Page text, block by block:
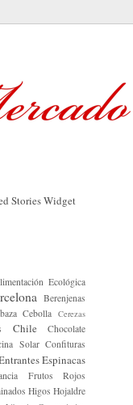
Ecológica
Berenjenas
Cebolla Cerezas
Chile
Chocolate
Solar Confituras
Espinacas
Frutos Rojos
Higos Hojaldre